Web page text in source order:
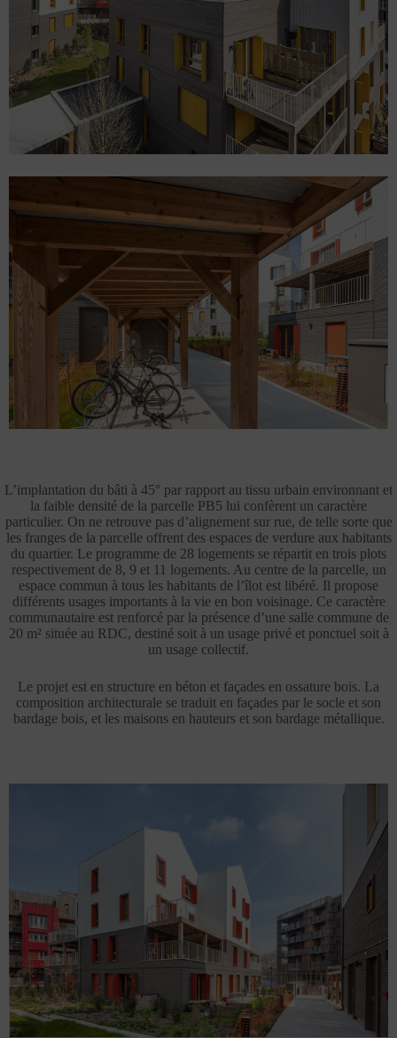
L’implantation du bâti à 45° par rapport au tissu urbain environnant et
la faible densité de la parcelle PB5 lui confèrent un caractère
particulier. On ne retrouve pas d’alignement sur rue, de telle sorte que
les franges de la parcelle offrent des espaces de verdure aux habitants
du quartier. Le programme de 28 logements se répartit en trois plots
respectivement de 8, 9 et 11 logements. Au centre de la parcelle, un
espace commun à tous les habitants de l’îlot est libéré. Il propose
différents usages importants à la vie en bon voisinage. Ce caractère
communautaire est renforcé par la présence d’une salle commune de
20 m² située au RDC, destiné soit à un usage privé et ponctuel soit à
un usage collectif.
Le projet est en structure en béton et façades en ossature bois. La
composition architecturale se traduit en façades par le socle et son
bardage bois, et les maisons en hauteurs et son bardage métallique.